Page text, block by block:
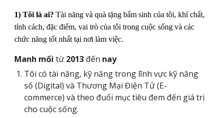
1) Tôi là ai?Tài năng và quà tặng bẩm sinh của tôi, khí chất,
tính cách, đặc điểm, vai trò của tôi trong cuộc sống và các
chức năng tốt nhất tại nơi làm việc.
Manh mốitừ 2013 đến nay
Tôi có tài năng, kỹ năng trong lĩnh vực kỹ năng
số (Digital) và Thương Mại Điện Tử (E-
commerce) và theo đuổi mục tiêu đem đến giá trị
cho cuộc sống.